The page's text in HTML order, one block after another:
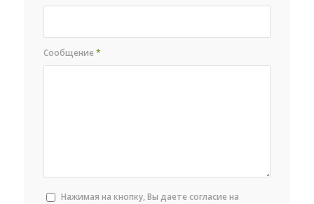
Сообщение*
Нажимая на кнопку, Вы даете согласие на